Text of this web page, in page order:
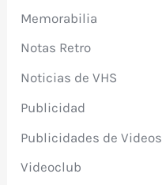
Memorabilia
Notas Retro
Noticias de VHS
Publicidad
Publicidades de Videos
Videoclub